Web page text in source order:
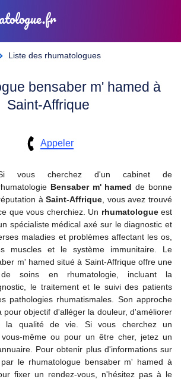
Liste des rhumatologues
bensaber m' hamed à
Saint-Affrique
Appeler
vous cherchez d'un cabinet de
Bensaber m' hamed de bonne
àSaint-Affrique , vous avez trouvé
que vous cherchiez. Un rhumatologueest
spécialiste médical axé sur le diagnostic et
maladies et problèmes affectant les os,
muscles et le système immunitaire. Le
m' hamed situé à Saint-Affrique offre une
soins en rhumatologie, incluant la
le traitement et le suivi des patients
pathologies rhumatismales. Son approche
pour objectif d'alléger la douleur, d'améliorer
la qualité de vie. Si vous cherchez un
même ou pour un être cher, jetez un
Pour obtenir plus d'informations sur
le rhumatologue bensaber m' hamed à
fixer un rendez-vous, n'hésitez pas à le